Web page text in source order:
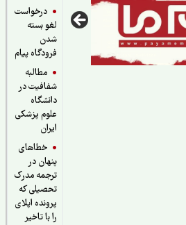
درخواست
لغو بسته
فرودگاه پیام
مطالبه
شفافیت در
دانشگاه
علوم پزشکی
خطاهای
پنهان در
ترجمه مدرک
تحصیلی که
پرونده اپلای
را با تاخیر